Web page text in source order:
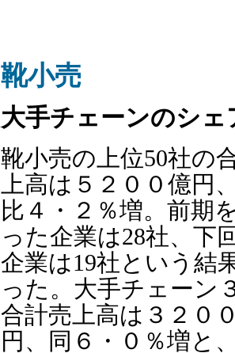
靴小売
大手チェーンのシ
靴小売の上位50社の
上高は５２００億円
比４・２％増。前期
った企業は28社、下
企業は19社という結
った。大手チェーン
合計売上高は３２０
円、同６・０％増と